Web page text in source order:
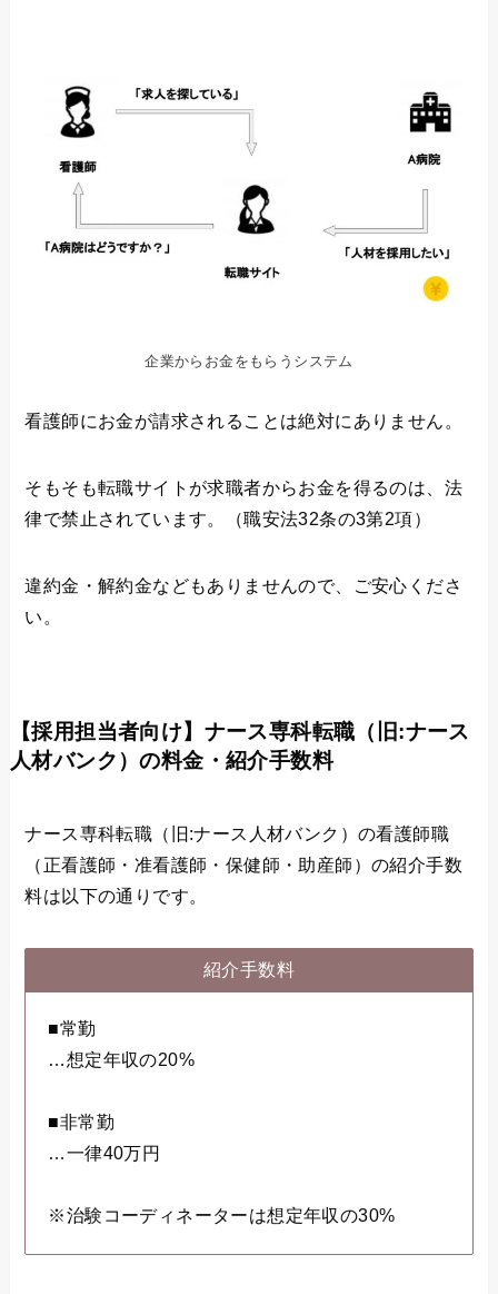
企業からお金をもらうシステム
看護師にお金が請求されることは絶対にありません。
そもそも転職サイトが求職者からお金を得るのは、法
律で禁止されています。（職安法32条の3第2項）
違約金・解約金などもありませんので、ご安心くださ
い。
【採用担当者向け】ナース専科転職（旧:ナース
人材バンク）の料金・紹介手数料
ナース専科転職（旧:ナース人材バンク）の看護師職
（正看護師・准看護師・保健師・助産師）の紹介手数
料は以下の通りです。
紹介手数料
■常勤
…想定年収の20%
■非常勤
…一律40万円
※治験コーディネーターは想定年収の30%